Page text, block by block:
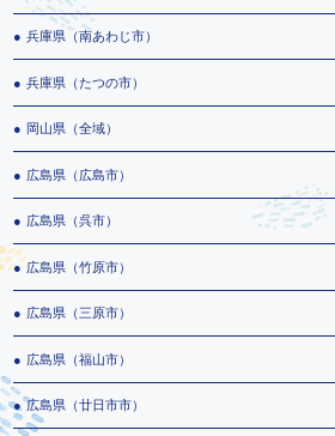
兵庫県（南あわじ市）
兵庫県（たつの市）
岡山県（全域）
広島県（広島市）
広島県（呉市）
広島県（竹原市）
広島県（三原市）
広島県（福山市）
広島県（廿日市市）